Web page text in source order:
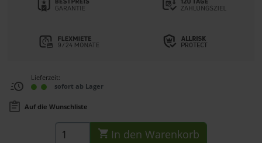
Lieferzeit:
sofort ab Lager
Auf die Wunschliste
In den Warenkorb